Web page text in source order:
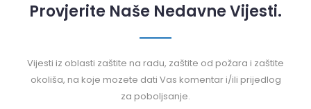
Provjerite Naše Nedavne Vijesti.
Vijesti iz oblasti zaštite na radu, zaštite od požara i zaštite
okoliša, na koje mozete dati Vas komentar i/ili prijedlog
za poboljsanje.